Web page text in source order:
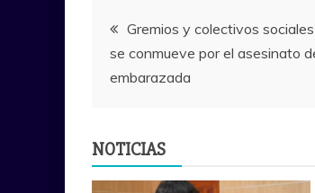
Navegación
de
Gremios y colectivos
se conmueve por el asesinato
embarazada
NOTICIAS